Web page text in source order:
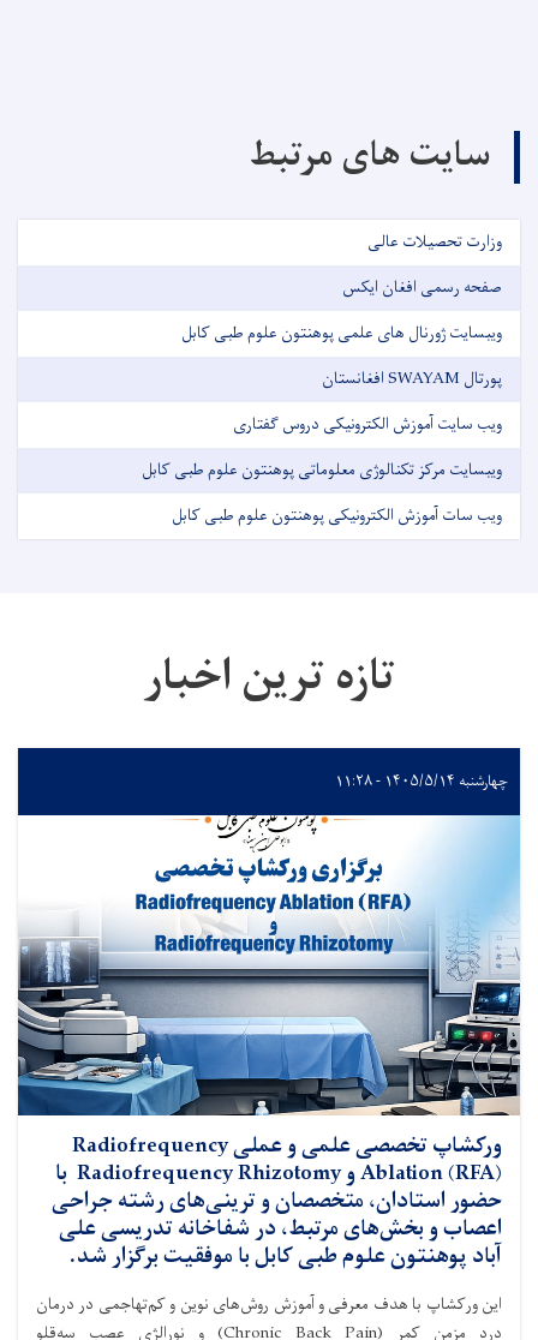
سایت های مرتبط
وزارت تحصیلات عالی
صفحه رسمی افغان ایکس
ویبسایت ژورنال های علمی پوهنتون علوم طبی کابل
پورتال SWAYAM افغانستان
ویب سایت آموزش الکترونیکی دروس گفتاری
ویبسایت مرکز تکنالوژی معلوماتی پوهنتون علوم طبی کابل
ویب سات آموزش الکترونیکی پوهنتون علوم طبی کابل
تازه ترین اخبار
چهارشنبه ۱۴۰۵/۵/۱۴ - ۱۱:۲۸
ورکشاپ تخصصی علمی و عملی Radiofrequency
Ablation (RFA) و Radiofrequency Rhizotomy با
حضور استادان، متخصصان و ترینی‌های رشته جراحی
اعصاب و بخش‌های مرتبط، در شفاخانه تدریسی علی
آباد پوهنتون علوم طبی کابل با موفقیت برگزار شد.
این ورکشاپ با هدف معرفی و آموزش روش‌های نوین و کم‌تهاجمی در درمان
درد مزمن کمر (Chronic Back Pain) و نورالژی عصب سه‌قلو